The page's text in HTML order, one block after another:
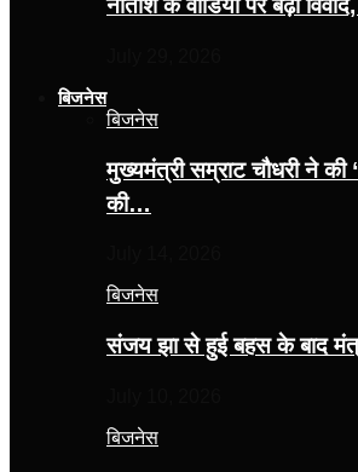
नीतीश के वीडियो पर बढ़ा
बिजनेस
बिजनेस
मुख्यमंत्री सम्राट चौधरी ने की
की…
बिजनेस
संजय झा से हुई बहस के बाद
बिजनेस